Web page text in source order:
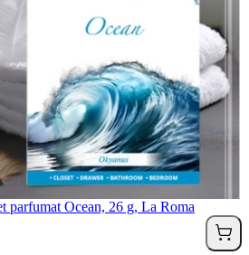
parfumat Ocean, 26 g, La Roma